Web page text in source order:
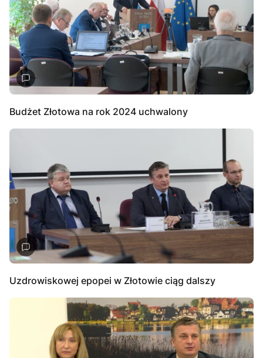
Budżet Złotowa na rok 2024 uchwalony
Uzdrowiskowej epopei w Złotowie ciąg dalszy